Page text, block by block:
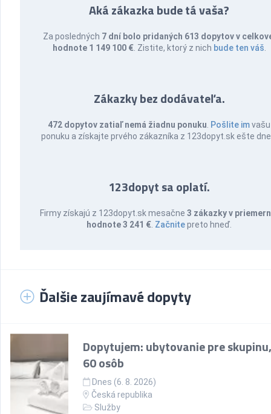
Aká zákazka bude tá vaša?
Za posledných 7 dní bolo pridaných 613 dopytov v
hodnote 1 149 100 € . Zistite, ktorý z nich bude ten váš
Zákazky bez dodávateľa.
472 dopytov zatiaľ nemá žiadnu ponuku Pošlite imvašu
ponuku a získajte prvého zákazníka z 123dopyt.sk ešte
123dopyt sa oplatí.
Firmy získajú z 123dopyt.sk mesačne3 zákazky v
hodnote 3 241 € Začnitepreto hneď.
Ďalšie zaujímavé dopyty
Dopytujem: ubytovanie pre
60 osôb
Dnes (6. 8. 2026)
Česká republika
Služby